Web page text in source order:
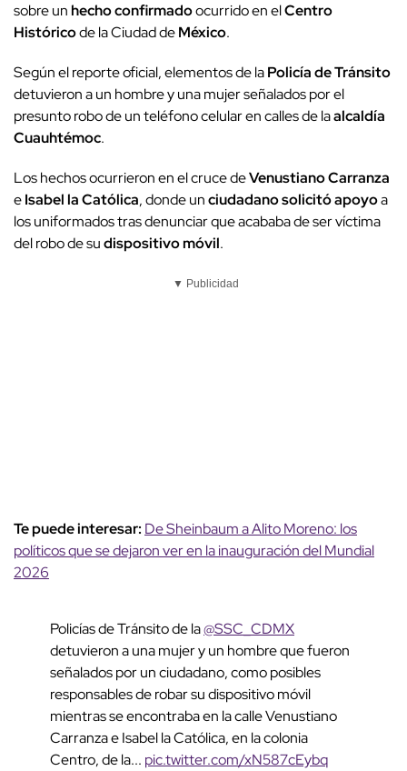
sobre unhecho confirmadoocurrido en elCentro
Históricode la Ciudad deMéxico.
Según el reporte oficial, elementos de laPolicía de Tránsito
detuvieron a un hombre y una mujer señalados por el
presunto robo de un teléfono celular en calles de laalcaldía
Cuauhtémoc.
Los hechos ocurrieron en el cruce deVenustiano Carranza
eIsabel la Católica, donde unciudadano solicitó apoyoa
los uniformados tras denunciar que acababa de ser víctima
del robo de sudispositivo móvil.
▼ Publicidad
Te puede interesar: De Sheinbaum a Alito Moreno: los
políticos que se dejaron ver en la inauguración del Mundial
2026
Policías de Tránsito de la@SSC_CDMX
detuvieron a una mujer y un hombre que fueron
señalados por un ciudadano, como posibles
responsables de robar su dispositivo móvil
mientras se encontraba en la calle Venustiano
Carranza e Isabel la Católica, en la colonia
Centro, de la... pic.twitter.com/xN587cEybq